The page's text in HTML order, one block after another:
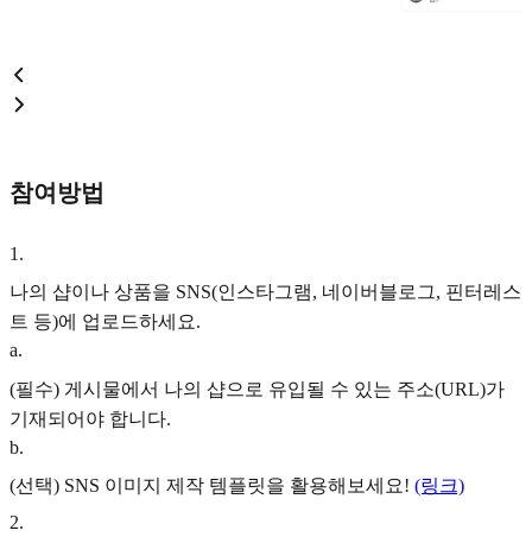
참여방법
1 .
나의 샵이나 상품을 SNS(인스타그램, 네이버블로그, 핀터레스
트 등)에 업로드하세요.
a.
(필수) 게시물에서 나의 샵으로 유입될 수 있는 주소(URL)가
기재되어야 합니다.
b.
(선택) SNS 이미지 제작 템플릿을 활용해보세요! (링크)
2.